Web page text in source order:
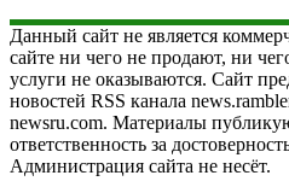
Данный сайт не является
сайте ни чего не продают, ни
услуги не оказываются. Сайт
новостей RSS канала
newsru.com. Материалы
ответственность за
Администрация сайта не несёт.